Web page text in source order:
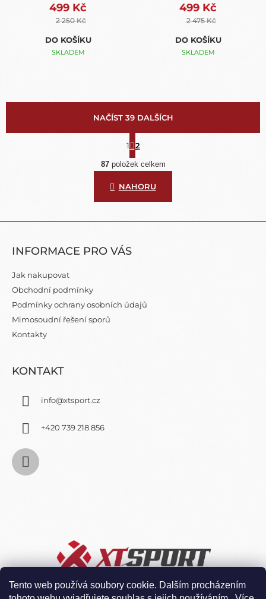
Tento web používá soubory cookie. Dalším procházením
499 Kč
2 250 Kč
DO KOŠÍKU
SKLADEM
499 Kč
2 475 Kč
DO KOŠÍKU
SKLADEM
O
V
Á
D
C
V
NAČÍST 39 DALŠÍCH
S
T
R
Á
N
K
O
V
N
1 2
87položek celkem
NAHORU
INFORMACE PRO VÁS
Jak nakupovat
Obchodní podmínky
Podmínky ochrany osobních údajů
Mimosoudní řešení sporů
Kontakty
KONTAKT
info@xtsport.cz
+420 739 218 856